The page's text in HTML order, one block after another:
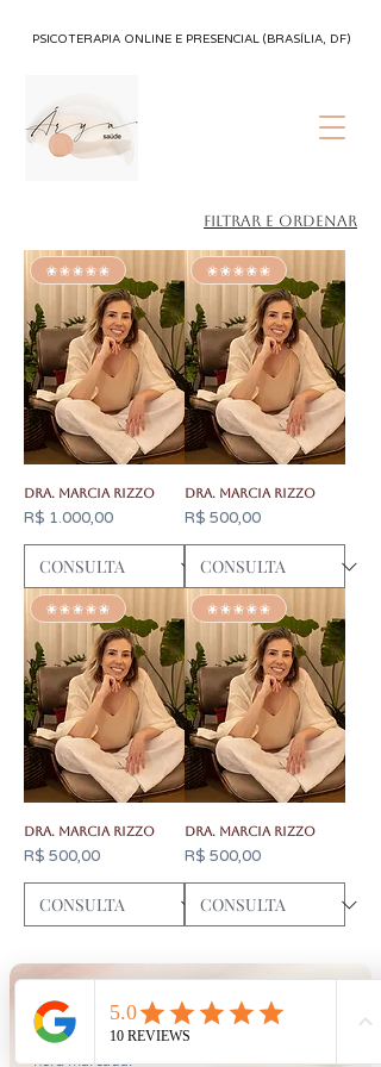
PSICOTERAPIA ONLINE E PRESENCIAL (BRASÍLIA, DF)
Filtrar e ordenar
✬✬✬✬✬
Dra. Marcia Rizzo
Preço
R$ 1.000,00
✬✬✬✬✬
Dra. Marcia Rizzo
Preço
R$ 500,00
✬✬✬✬✬
Dra. Marcia Rizzo
Preço
R$ 500,00
✬✬✬✬✬
Dra. Marcia Rizzo
Preço
R$ 500,00
AGENDE
CONTATO
Consulta somente com
hora marcada.